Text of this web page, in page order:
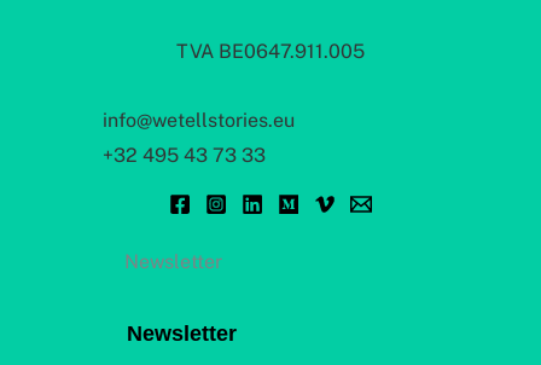
TVA BE0647.911.005
info@wetellstories.eu
+32 495 43 73 33
Newsletter
Newsletter